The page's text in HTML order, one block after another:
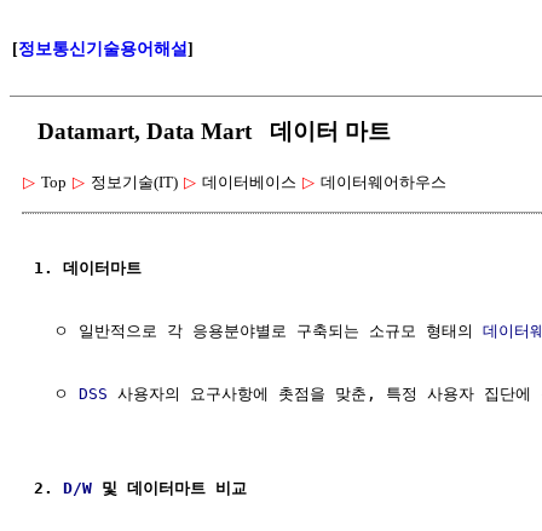
[정보통신기술용어해설]
Datamart, Data Mart 데이터 마트
▷ Top ▷ 정보기술(IT) ▷ 데이터베이스 ▷ 데이터웨어하우스
1. 데이터마트
  ㅇ 일반적으로 각 응용분야별로 구축되는 소규모 형태의
데이터
  ㅇ
DSS 사용자의 요구사항에 촛점을 맞춘, 특정 사용자 집단에
2. D/W 및 데이터마트 비교